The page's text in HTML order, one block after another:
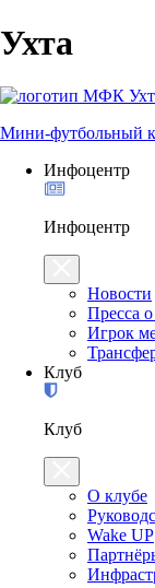
Ухта
Мини-футбольный
Инфоцентр
Инфоцентр
Новости
Пресса
Игрок
Клуб
Клуб
О клубе
Wake UP